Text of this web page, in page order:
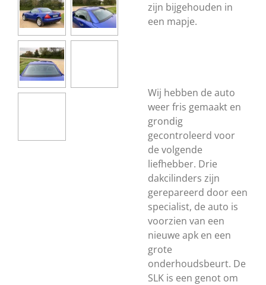
zijn bijgehouden in
een mapje.
Wij hebben de auto
weer fris gemaakt en
grondig
gecontroleerd voor
de volgende
liefhebber. Drie
dakcilinders zijn
gerepareerd door een
specialist, de auto is
voorzien van een
nieuwe apk en een
grote
onderhoudsbeurt. De
SLK is een genot om